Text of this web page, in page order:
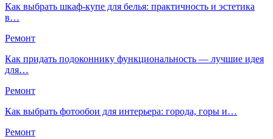
Как выбрать шкаф-купе для белья: практичность и эстетика
в…
Ремонт
Как придать подоконнику функциональность — лучшие идея
для…
Ремонт
Как выбрать фотообои для интерьера: города, горы и…
Ремонт